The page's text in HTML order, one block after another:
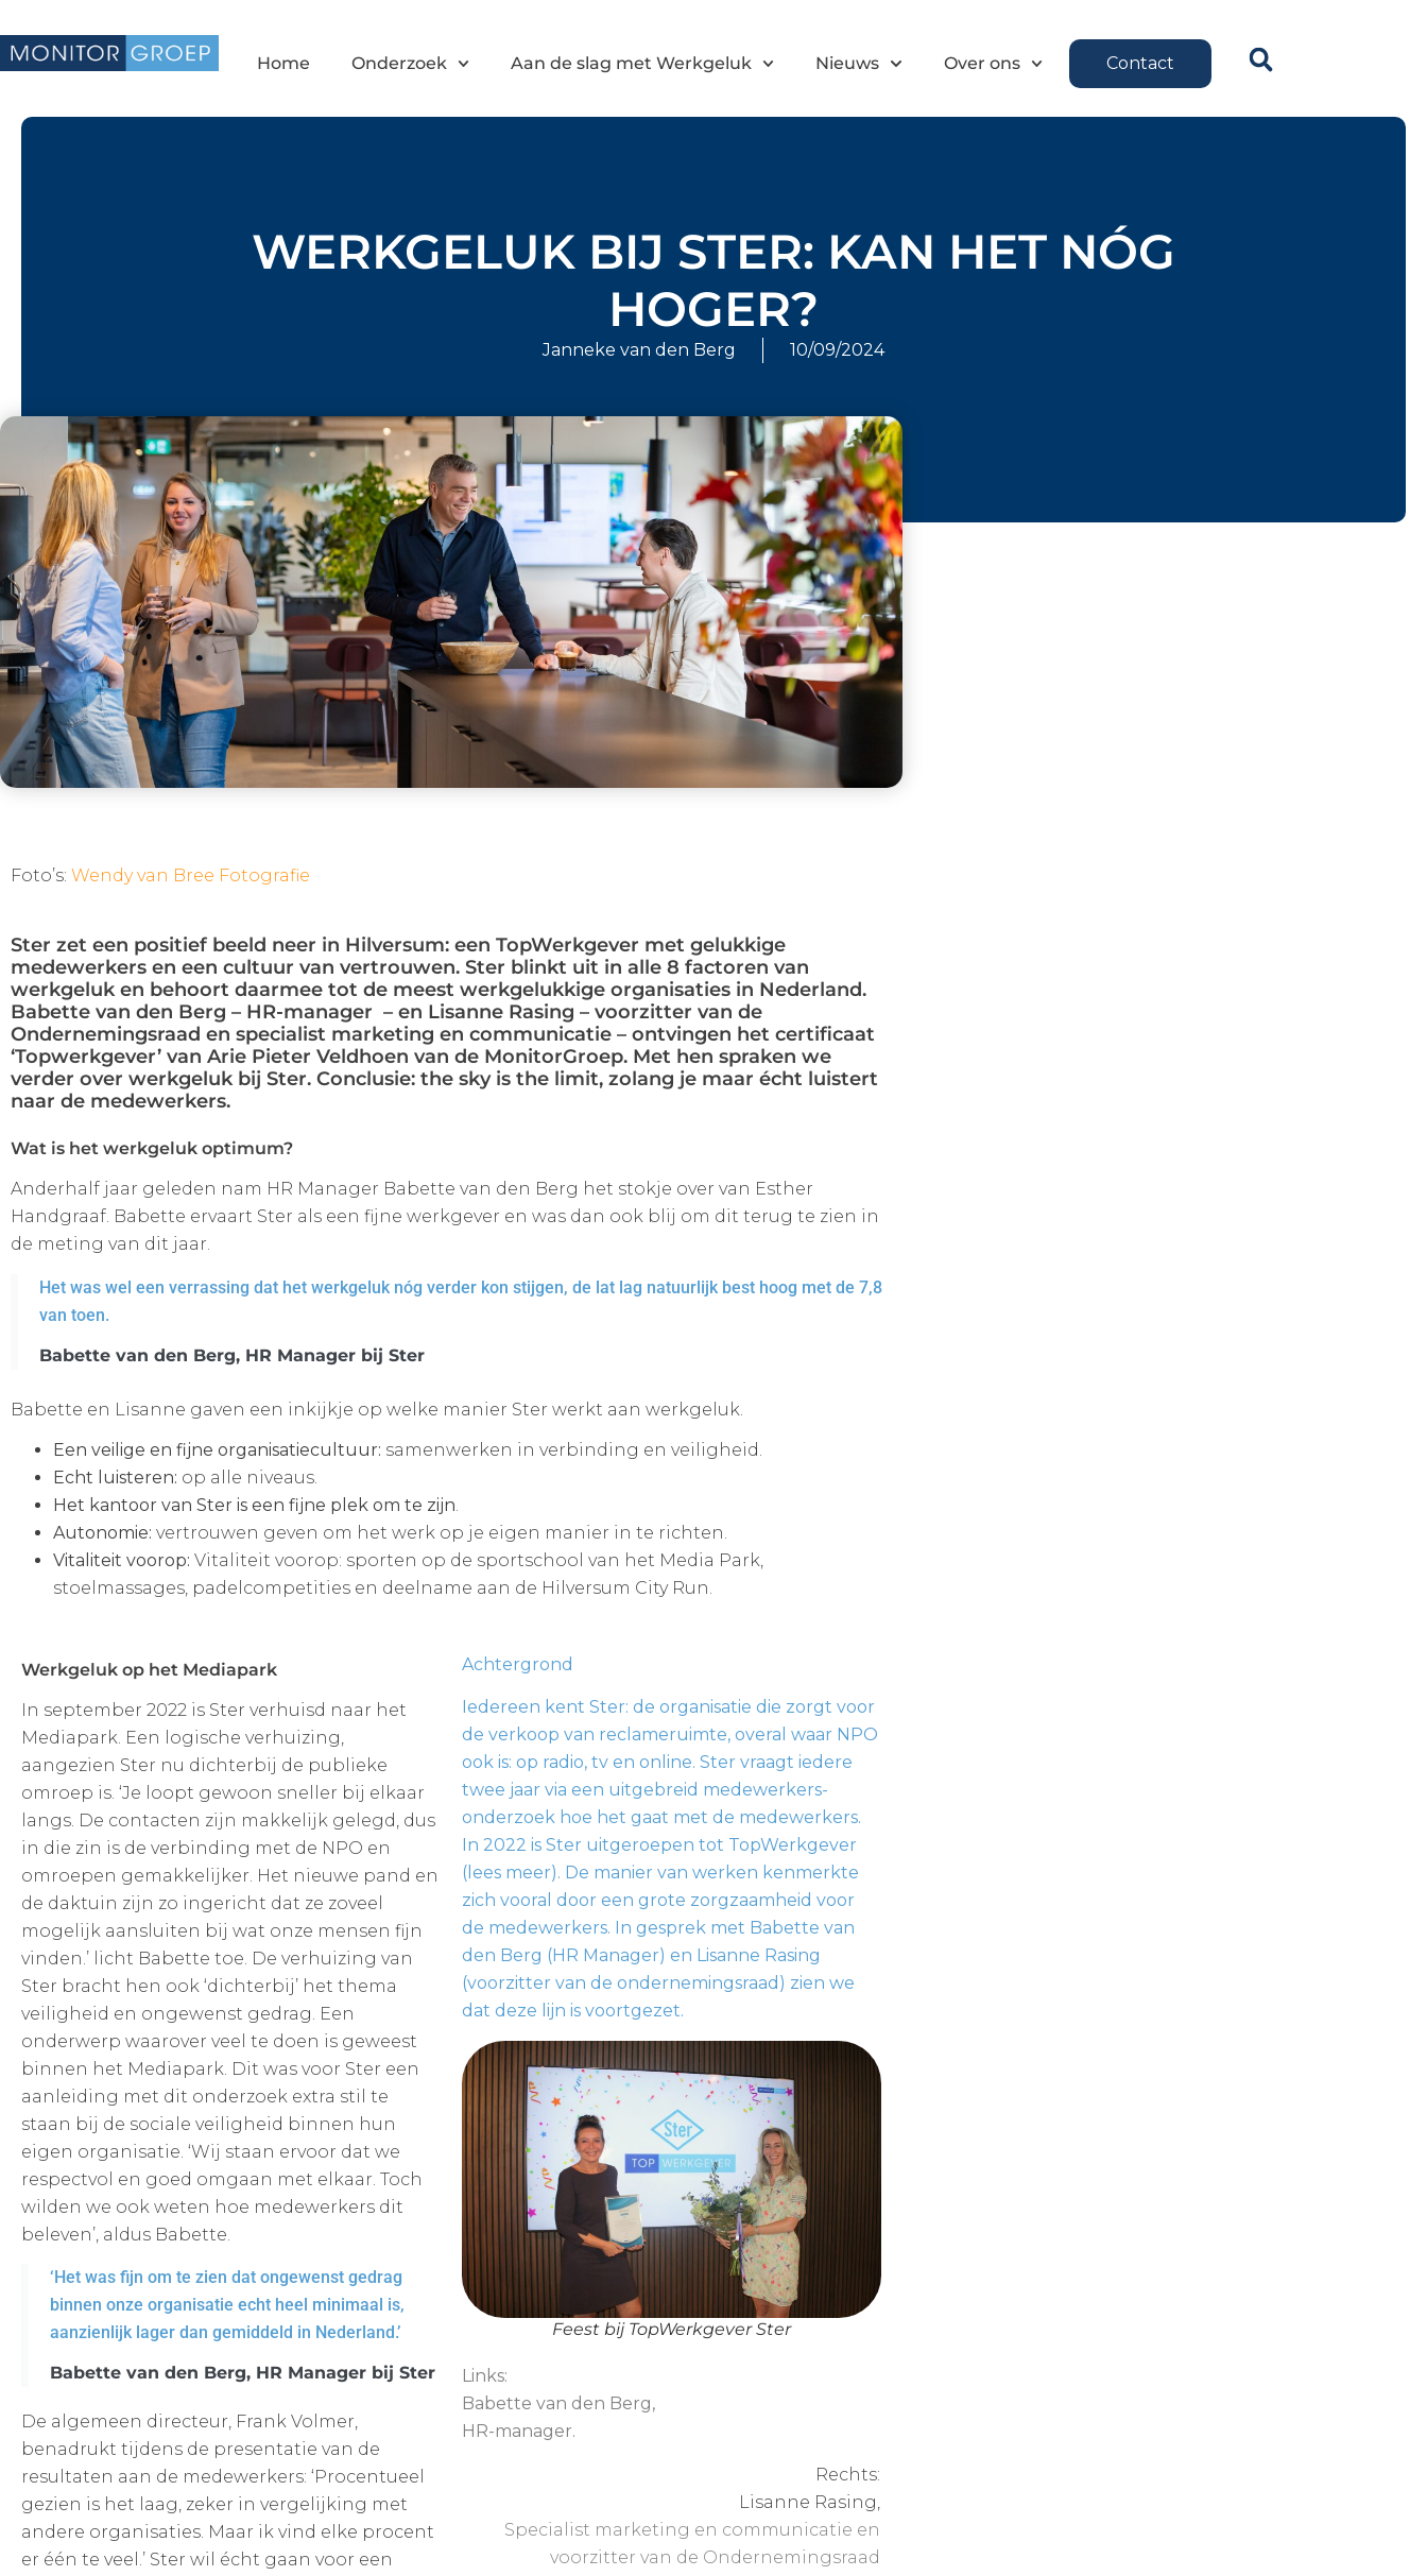
Home Onderzoek Aan de slag met Werkgeluk Nieuws Over ons Contact
WERKGELUK BIJ STER: KAN HET NÓG
HOGER?
Janneke van den Berg 10/09/2024
Foto’s: Wendy van Bree Fotografie
Ster zet een positief beeld neer in Hilversum: een TopWerkgever met gelukkige
medewerkers en een cultuur van vertrouwen. Ster blinkt uit in alle 8 factoren van
werkgeluk en behoort daarmee tot de meest werkgelukkige organisaties in Nederland.
Babette van den Berg – HR-manager – en Lisanne Rasing – voorzitter van de
Ondernemingsraad en specialist marketing en communicatie – ontvingen het certificaat
‘Topwerkgever’ van Arie Pieter Veldhoen van de MonitorGroep. Met hen spraken we
verder over werkgeluk bij Ster. Conclusie: the sky is the limit, zolang je maar écht luistert
naar de medewerkers.
Wat is het werkgeluk optimum?
Anderhalf jaar geleden nam HR Manager Babette van den Berg het stokje over van Esther
Handgraaf. Babette ervaart Ster als een fijne werkgever en was dan ook blij om dit terug te zien in
de meting van dit jaar.
Het was wel een verrassing dat het werkgeluk nóg verder kon stijgen, de lat lag natuurlijk best hoog met de 7,8
van toen.
Babette van den Berg, HR Manager bij Ster
Babette en Lisanne gaven een inkijkje op welke manier Ster werkt aan werkgeluk.
Een veilige en fijne organisatiecultuur: samenwerken in verbinding en veiligheid.
Echt luisteren: op alle niveaus.
Het kantoor van Ster is een fijne plek om te zijn
Autonomie: vertrouwen geven om het werk op je eigen manier in te richten.
Vitaliteit voorop: Vitaliteit voorop: sporten op de sportschool van het Media Park,
stoelmassages, padelcompetities en deelname aan de Hilversum City Run.
Werkgeluk op het Mediapark
In september 2022 is Ster verhuisd naar het
Mediapark. Een logische verhuizing,
aangezien Ster nu dichterbij de publieke
omroep is. ‘Je loopt gewoon sneller bij elkaar
langs. De contacten zijn makkelijk gelegd, dus
in die zin is de verbinding met de NPO en
omroepen gemakkelijker. Het nieuwe pand en
de daktuin zijn zo ingericht dat ze zoveel
mogelijk aansluiten bij wat onze mensen fijn
vinden.’ licht Babette toe. De verhuizing van
Ster bracht hen ook ‘dichterbij’ het thema
veiligheid en ongewenst gedrag. Een
onderwerp waarover veel te doen is geweest
binnen het Mediapark. Dit was voor Ster een
aanleiding met dit onderzoek extra stil te
staan bij de sociale veiligheid binnen hun
eigen organisatie. ‘Wij staan ervoor dat we
respectvol en goed omgaan met elkaar. Toch
wilden we ook weten hoe medewerkers dit
beleven’, aldus Babette.
‘Het was fijn om te zien dat ongewenst gedrag
binnen onze organisatie echt heel minimaal is,
aanzienlijk lager dan gemiddeld in Nederland.’
Babette van den Berg, HR Manager bij Ster
De algemeen directeur, Frank Volmer,
benadrukt tijdens de presentatie van de
resultaten aan de medewerkers: ‘Procentueel
gezien is het laag, zeker in vergelijking met
andere organisaties. Maar ik vind elke procent
er één te veel.’ Ster wil écht gaan voor een
Achtergrond
Iedereen kent Ster: de organisatie die zorgt voor
de verkoop van reclameruimte, overal waar NPO
ook is: op radio, tv en online. Ster vraagt iedere
twee jaar via een uitgebreid medewerkers-
onderzoek hoe het gaat met de medewerkers.
In 2022 is Ster uitgeroepen tot TopWerkgever
(lees meer). De manier van werken kenmerkte
zich vooral door een grote zorgzaamheid voor
de medewerkers. In gesprek met Babette van
den Berg (HR Manager) en Lisanne Rasing
(voorzitter van de ondernemingsraad) zien we
dat deze lijn is voortgezet.
Feest bij TopWerkgever Ster
Links:
Babette van den Berg,
HR-manager.
Rechts:
Lisanne Rasing,
Specialist marketing en communicatie en
voorzitter van de Ondernemingsraad